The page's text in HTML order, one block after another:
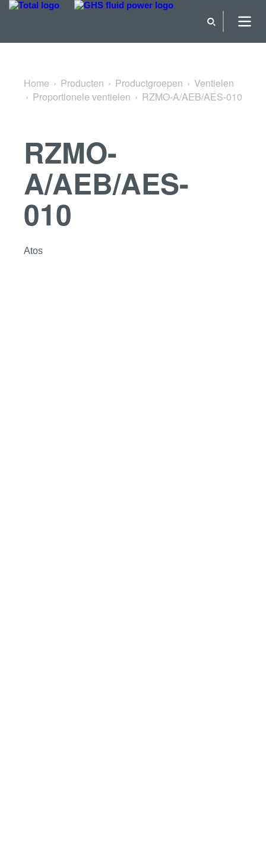
Terug naar Proportionele ventielen
Home Producten Productgroepen
Ventielen
Proportionele ventielen
RZMO-A/AEB/AES-010
RZMO-
A/AEB/AES-
010
Atos